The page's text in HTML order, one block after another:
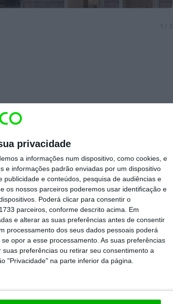
privacidade
a informações num dispositivo, como cookies, e
e informações padrão enviadas por um dispositivo
e conteúdos, pesquisa de audiências e
os nossos parceiros poderemos usar identificação e
Poderá clicar para consentir o
parceiros, conforme descrito acima. Em
e alterar as suas preferências antes de consentir
processamento dos seus dados pessoais poderá
opor a esse processamento. As suas preferências
preferências ou retirar seu consentimento a
"Privacidade" na parte inferior da página.
1